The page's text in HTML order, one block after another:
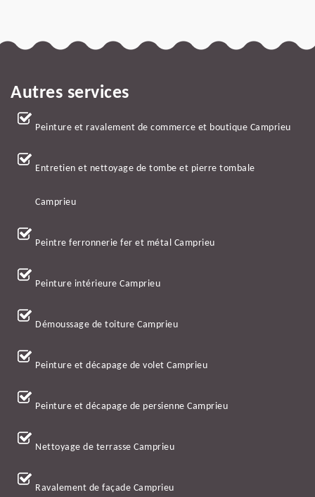
Autres services
Peinture et ravalement de commerce et boutique Camprieu
Entretien et nettoyage de tombe et pierre tombale
Camprieu
Peintre ferronnerie fer et métal Camprieu
Peinture intérieure Camprieu
Démoussage de toiture Camprieu
Peinture et décapage de volet Camprieu
Peinture et décapage de persienne Camprieu
Nettoyage de terrasse Camprieu
Ravalement de façade Camprieu